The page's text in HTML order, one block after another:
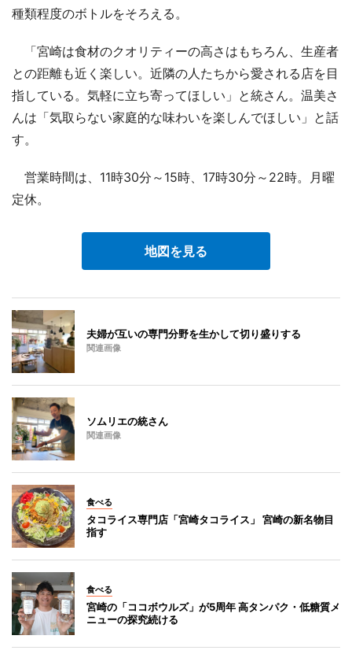
種類程度のボトルをそろえる。
「宮崎は食材のクオリティーの高さはもちろん、生産者
との距離も近く楽しい。近隣の人たちから愛される店を目
指している。気軽に立ち寄ってほしい」と統さん。温美さ
んは「気取らない家庭的な味わいを楽しんでほしい」と話
す。
営業時間は、11時30分～15時、17時30分～22時。月曜
定休。
地図を見る
夫婦が互いの専門分野を生かして切り盛りする
関連画像
ソムリエの統さん
関連画像
食べる
タコライス専門店「宮崎タコライス」 宮崎の新名物目
指す
食べる
宮崎の「ココボウルズ」が5周年 高タンパク・低糖質メ
ニューの探究続ける